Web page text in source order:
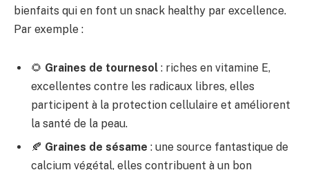
bienfaits qui en font un snack healthy par excellence.
Par exemple :
🌻 Graines de tournesol : riches en vitamine E,
excellentes contre les radicaux libres, elles
participent à la protection cellulaire et améliorent
la santé de la peau.
🍂 Graines de sésame : une source fantastique de
calcium végétal, elles contribuent à un bon